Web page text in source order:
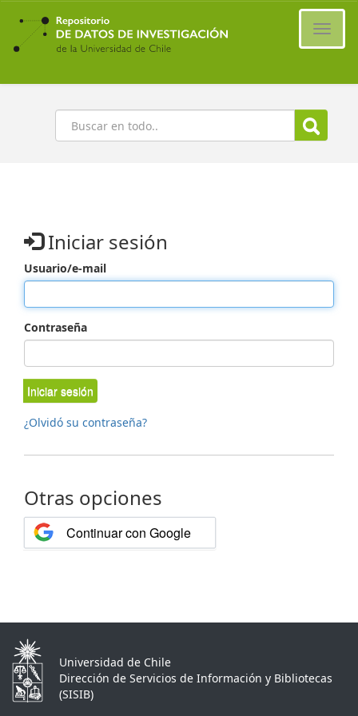
Ir
contenido
principal
Buscar
Iniciar sesión
Usuario/e-mail
Contraseña
Iniciar sesión
¿Olvidó su contraseña?
Otras opciones
Continuar con Google
Universidad de Chile
Dirección de Servicios de Información y Bibliotecas
(SISIB)